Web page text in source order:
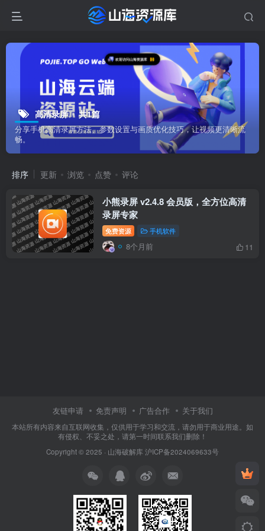
高清录屏 共1篇
分享手机高清录屏方法、参数设置与画质优化技巧，让视频更清晰流
畅。
排序 更新 浏览 点赞 评论
小熊录屏 v2.4.8 会员版，全方位高清
录屏专家
免费资源 手机软件
8个月前 11
友链申请 免责声明 广告合作 关于我们
本站所有内容来自互联网收集，仅供用于学习和交流，请勿用于商业用途。如
有侵权、不妥之处，请第一时间联系我们删除！
Copyright © 2025 · 山海破解库沪ICP备2024069633号